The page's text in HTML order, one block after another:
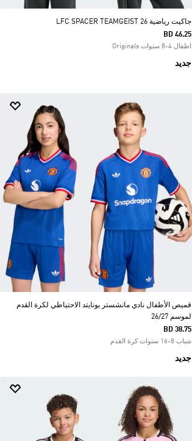
جاكيت رياضية LFC SPACER TEAMGEIST 26
BD 46.25
اطفال 4-8 سنوات Originals
جديد
قميص الأطفال نادي مانشستر يونايتد الاحتياطي لكرة القدم
لموسم 26/27
BD 38.75
شباب 8-16 سنوات كرة القدم
جديد